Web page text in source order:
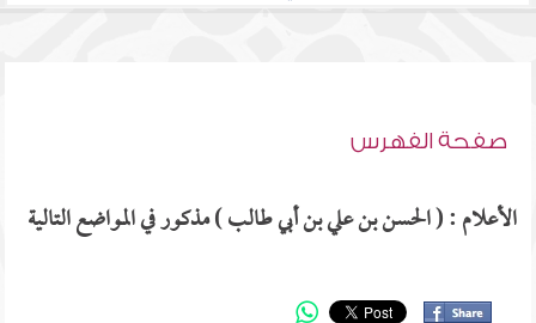
صفحة الفهرس
الأعلام : ( الحسن بن علي بن أبي طالب ) مذكور في المواضع التالية